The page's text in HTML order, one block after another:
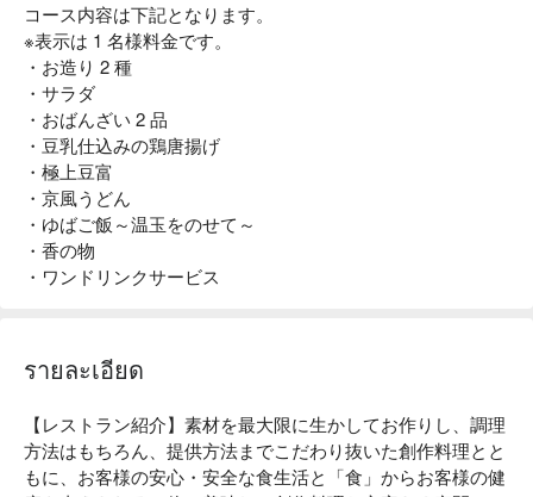
コース内容は下記となります。
※表示は 1 名様料金です。
・お造り 2 種
・サラダ
・おばんざい 2 品
・豆乳仕込みの鶏唐揚げ
・極上豆富
・京風うどん
・ゆばご飯～温玉をのせて～
・香の物
・ワンドリンクサービス
รายละเอียด
【レストラン紹介】素材を最大限に生かしてお作りし、調理
方法はもちろん、提供方法までこだわり抜いた創作料理とと
もに、お客様の安心・安全な食生活と「食」からお客様の健